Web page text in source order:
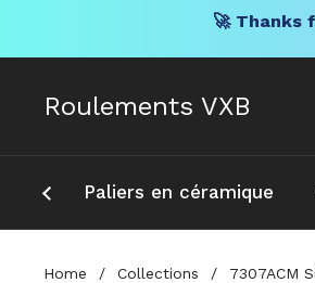
🚀 Thanks
Roulements VXB
Paliers en céramique
Home / Collections / 7307ACM